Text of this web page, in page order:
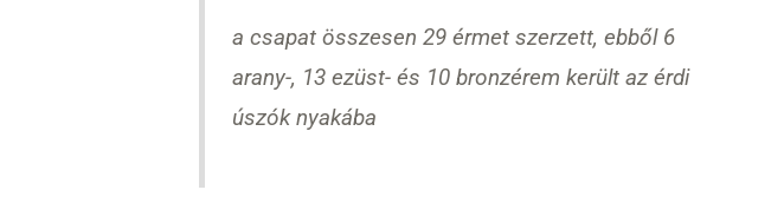
a csapat összesen 29 érmet szerzett, ebből 6
arany-, 13 ezüst- és 10 bronzérem került az érdi
úszók nyakába